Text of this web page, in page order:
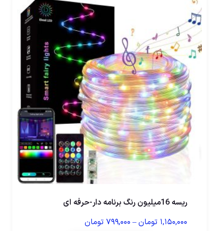
ریسه 16میلیون رنگ برنامه دار-حرفه ای
۱,۱۵۰,۰۰۰ تومان– ۷۹۹,۰۰۰ تومان